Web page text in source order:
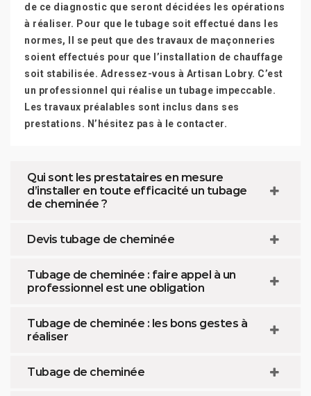
de ce diagnostic que seront décidées les opérations
à réaliser. Pour que le tubage soit effectué dans les
normes, Il se peut que des travaux de maçonneries
soient effectués pour que l’installation de chauffage
soit stabilisée. Adressez-vous à Artisan Lobry. C’est
un professionnel qui réalise un tubage impeccable.
Les travaux préalables sont inclus dans ses
prestations. N’hésitez pas à le contacter.
Qui sont les prestataires en mesure
d’installer en toute efficacité un tubage
de cheminée ?
Devis tubage de cheminée
Tubage de cheminée : faire appel à un
professionnel est une obligation
Tubage de cheminée : les bons gestes à
réaliser
Tubage de cheminée